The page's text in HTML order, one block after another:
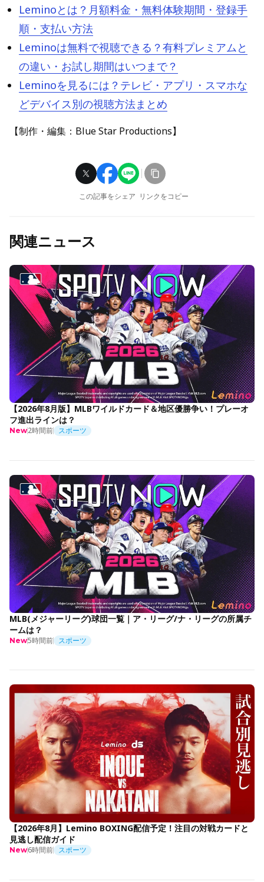
Leminoとは？月額料金・無料体験期間・登録手
順・支払い方法
Leminoは無料で視聴できる？有料プレミアムと
の違い・お試し期間はいつまで？
Leminoを見るには？テレビ・アプリ・スマホな
どデバイス別の視聴方法まとめ
【制作・編集：Blue Star Productions】
この記事をシェア リンクをコピー
関連ニュース
【2026年8月版】MLBワイルドカード＆地区優勝争い！プレーオ
フ進出ラインは？
New2時間前 スポーツ
MLB(メジャーリーグ)球団一覧｜ア・リーグ/ナ・リーグの所属チ
ームは？
New5時間前 スポーツ
【2026年8月】Lemino BOXING配信予定！注目の対戦カードと
見逃し配信ガイド
New6時間前 スポーツ